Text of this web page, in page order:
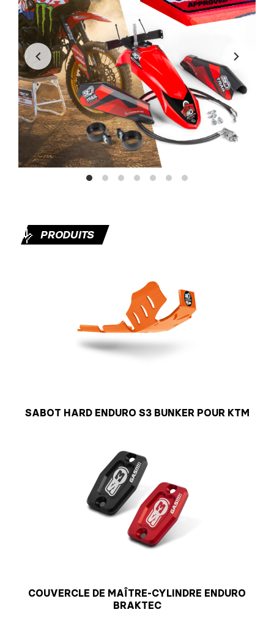
🤟 PRODUITS
SABOT HARD ENDURO S3 BUNKER POUR KTM
COUVERCLE DE MAÎTRE-CYLINDRE ENDURO
BRAKTEC